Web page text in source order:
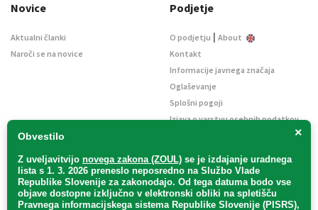
×
Obvestilo
Z uveljavitvijo novega zakona (ZOUL) se je izdajanje uradnega
lista s 1. 3. 2026 preneslo neposredno na Službo Vlade
Republike Slovenije za zakonodajo. Od tega datuma bodo vse
objave dostopne izključno v elektronski obliki na spletišču
Pravnega informacijskega sistema Republike Slovenije (PISRS),
Novice
Aktualni članki
Naroči se na novice
Podjetje
O podjetju | About
Kontakt
Informacije javnega značaja
Oglaševanje
Splošni pogoji
Izjava o varstvu osebnih podatkov